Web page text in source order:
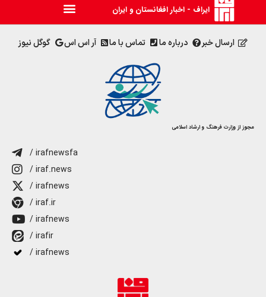
ایراف - اخبار افغانستان و ایران
ارسال خبر درباره ما تماس با ما آر اس اس گوگل نیوز
مجوز از وزارت فرهنگ و ارشاد اسلامی
/ irafnewsfa
/ iraf.news
/ irafnews
/ iraf.ir
/ irafnews
/ irafir
/ irafnews